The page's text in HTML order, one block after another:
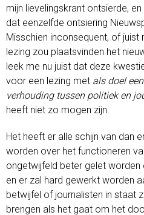
mijn lievelingskrant ontsierde,
dat eenzelfde ontsiering
Misschien inconsequent, of
lezing zou plaatsvinden het
leek me nu juist dat deze
voor een lezing met als doel
verhouding tussen politiek en
heeft niet zo mogen zijn.
Het heeft er alle schijn van dan
worden over het functioneren
ongetwijfeld beter gelet worden
en er zal hard gewerkt worden
betwijfel of journalisten in staat
brengen als het gaat om het